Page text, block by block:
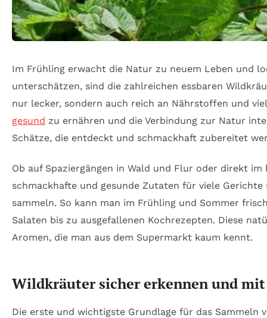
Im Frühling erwacht die Natur zu neuem Leben und
unterschätzen, sind die zahlreichen essbaren
nur lecker, sondern auch reich an Nährstoffen und
gesund zu ernähren und die Verbindung zur Natur
Schätze, die entdeckt und schmackhaft zubereitet
Ob auf Spaziergängen in Wald und Flur oder direkt
schmackhafte und gesunde Zutaten für viele
sammeln. So kann man im Frühling und Sommer
Salaten bis zu ausgefallenen Kochrezepten. Diese
Aromen, die man aus dem Supermarkt kaum kennt.
Wildkräuter sicher erkennen und mit
Die erste und wichtigste Grundlage für das Sammeln